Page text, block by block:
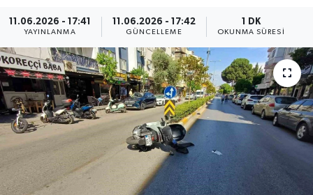
11.06.2026 - 17:41
YAYINLANMA
11.06.2026 - 17:42
GÜNCELLEME
1 DK
OKUNMA SÜRESI
Kültür Sanat
Spor
Son Dakika Haberleri
Haber Arşivi